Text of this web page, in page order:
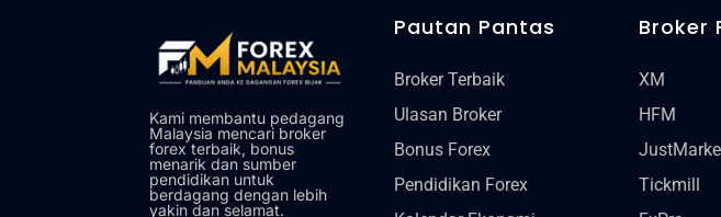
Kami membantu pedagang
Malaysia mencari broker
forex terbaik, bonus
menarik dan sumber
pendidikan untuk
berdagang dengan lebih
yakin dan selamat.
Pautan Pantas
Broker Terbaik
Ulasan Broker
Bonus Forex
Pendidikan Forex
Broker
XM
HFM
Tickmill